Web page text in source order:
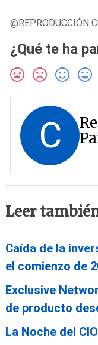
@REPRODUCCIÓN
¿Qué te ha
C
Leer
Caída de la
el comienzo de
Exclusive
de producto
La Noche del